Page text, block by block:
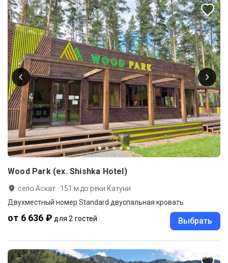
Wood Park (ex. Shishka Hotel)
село Аскат · 151 м до реки Катуни
Двухместный номер Standard двуспальная кровать
от 6 636 ₽ для 2 гостей Выбрать